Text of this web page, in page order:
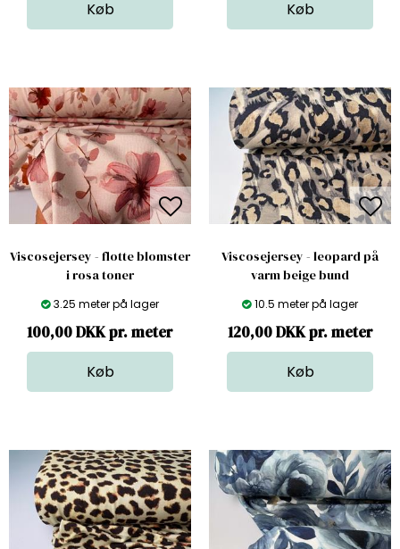
Viscosejersey - flotte blomster
i rosa toner
3.25 meter på lager
100,00 DKK pr. meter
Viscosejersey - leopard på
varm beige bund
10.5 meter på lager
120,00 DKK pr. meter